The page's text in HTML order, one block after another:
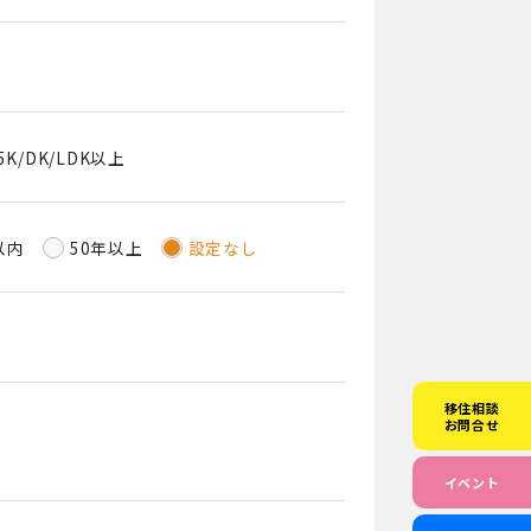
移住相談
お問合せ
イベント
DK/LDK以上
内 50年以上 設定なし